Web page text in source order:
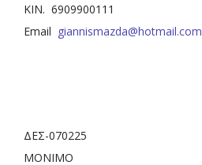
ΚΙΝ. 6909900111
Email giannismazda@hotmail.com
ΔΕΣ-070225
ΜΟΝΙΜΟ